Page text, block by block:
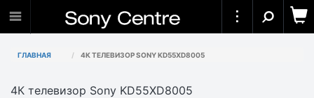
ГЛАВНАЯ 4К ТЕЛЕВИЗОР SONY KD55XD8005
4К телевизор Sony KD55XD8005